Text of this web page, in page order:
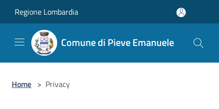
Regione Lombardia
Comune di Pieve Emanuele
Home > Privacy